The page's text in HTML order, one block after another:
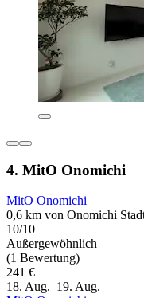
4. MitO Onomichi
MitO Onomichi
0,6 km von Onomichi
10/10
Außergewöhnlich
(1 Bewertung)
241 €
18. Aug.–19. Aug.